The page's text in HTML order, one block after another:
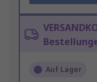
Auf Lager